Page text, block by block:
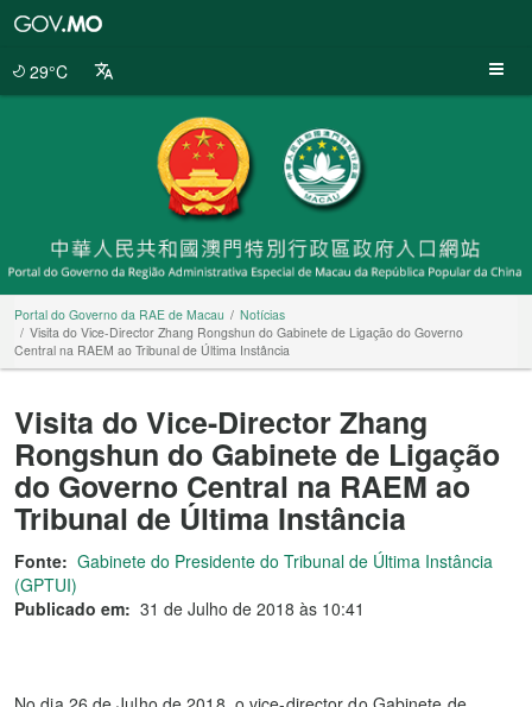
29°C
Portal do Governo da RAE de Macau
Notícias
Visita do Vice-Director Zhang Rongshun do Gabinete de Ligação do Governo
Central na RAEM ao Tribunal de Última Instância
Visita do Vice-Director Zhang
Rongshun do Gabinete de Ligação
do Governo Central na RAEM ao
Tribunal de Última Instância
Fonte: Gabinete do Presidente do Tribunal de Última Instância
(GPTUI)
Publicado em: 31 de Julho de 2018 às 10:41